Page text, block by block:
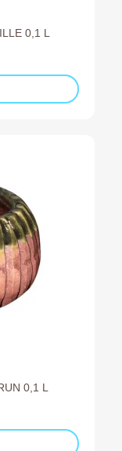
0,1 L
0,1 L